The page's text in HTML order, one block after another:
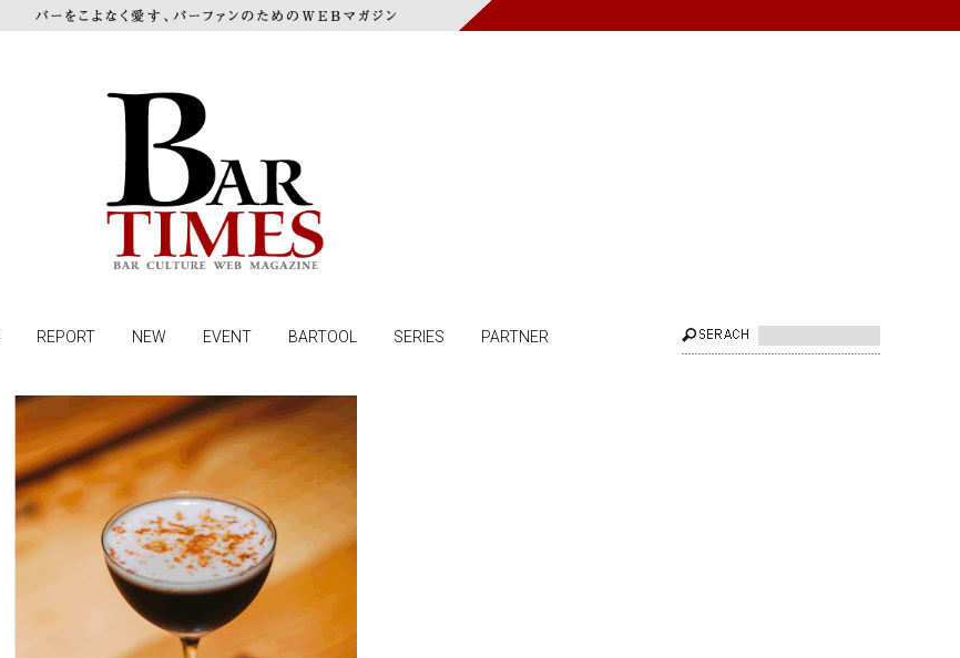
REPORT NEW EVENT BARTOOL SERIES PARTNER